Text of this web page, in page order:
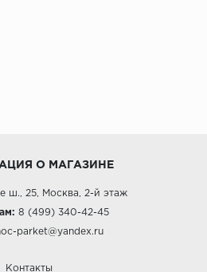
О МАГАЗИНЕ
ш., 25, Москва, 2-й этаж
8 (499) 340-42-45
parket@yandex.ru
Контакты